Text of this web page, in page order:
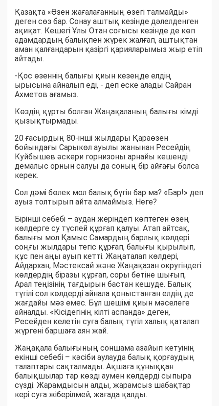
Қазақта «Өзен жағалағанның өзегі талмайды»
деген сөз бар. Сонау аштық кезінде дәлелденген
ақиқат. Кешегі Ұлы Отан соғысы кезінде де көп
адамдардың балықпен жүрек жалғап, аштықтан
аман қалғандарын қазіргі қарияларымыз жыр етіп
айтады.
-Қос өзеннің балығы қиын кезеңде елдің
ырысына айналып еді, - деп еске алады Сайран
Ахметов ағамыз.
Көздің құрты болған Жаңақаланың балығы кімді
қызықтырмады.
20 ғасырдың 80-інші жылдары Қараөзен
бойындағы Сарыкөл ауылы жанынан Ресейдің
Куйбышев әскери горнизоны арнайы кешенді
демалыс орнын салуы да соның бір айғағы болса
керек.
Сол дәмі бөлек мол балық бүгін бар ма? «Бар!» деп
ауыз толтырып айта алмаймыз. Неге?
Бірінші себебі – аудан жеріндегі көптеген өзен,
көлдерге су түспей құрғап қалуы. Атап айтсақ,
балығы мол Қамыс Самардың барлық көлдері
соңғы жылдары тегіс құрғап, балығы қырылып,
құс пен аңы ауып кетті. Жаңаталап көлдері,
Айдархан, Мәстексай және Жаңақазан округіндегі
көлдердің біразы құрғап, соры бетіне шығып,
Арал теңізінің тағдырын бастан кешуде. Балық
түгілі сол көлдерді айнала қоныстанған елдің де
жағдайы мәз емес. Бұл шешімі қиын мәселеге
айналды. «Кісідегінің кілті аспанда» деген,
Ресейден келетін суға балық түгіл халық қаталап
жүргені баршаға аян жай.
Жаңақала балығының соншама азайып кетуінің
екінші себебі – кәсіби аулауда балық қорғаудың
талаптары сақталмады. Ақшаға құныққан
балықшылар тар көзді аумен көлдерді сыпыра
сүзді. Жарамдысын алды, жарамсыз шабақтар
кері суға жіберілмей, жағада қалды.